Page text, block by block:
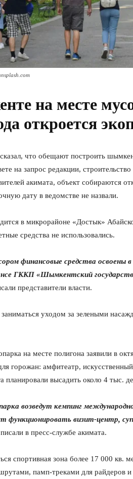
на месте
откроется
что обещают построить
на запрос редакции,
акимата, объект собираются
дату в ведомстве не назвали.
в микрорайоне «Достык»
средства не использовались.
финансовые средства освоены
ГККП «Шымкентский
представители власти.
уходом за зелеными
на месте полигона заявили в
горожан: амфитеатр,
планировали высадить около 4 тыс.
возведут кемпинг
функционировать визит-центр,
в пресс-службе акимата.
спортивная зона более 17 000 кв.
памп-треками для райдеров и